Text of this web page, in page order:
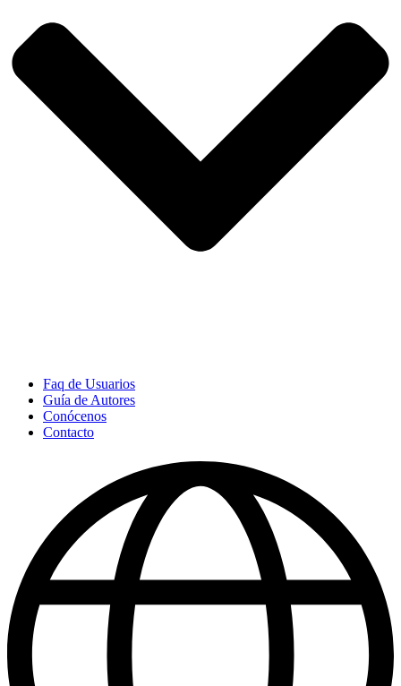
Faq de Usuarios
Guía de Autores
Conócenos
Contacto